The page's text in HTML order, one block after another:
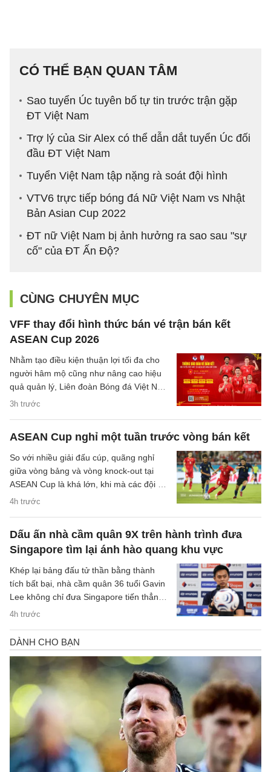
CÓ THỂ BẠN QUAN TÂM
Sao tuyển Úc tuyên bố tự tin trước trận gặp
ĐT Việt Nam
Trợ lý của Sir Alex có thể dẫn dắt tuyển Úc đối
đầu ĐT Việt Nam
Tuyển Việt Nam tập nặng rà soát đội hình
VTV6 trực tiếp bóng đá Nữ Việt Nam vs Nhật
Bản Asian Cup 2022
ĐT nữ Việt Nam bị ảnh hưởng ra sao sau "sự
cố" của ĐT Ấn Độ?
CÙNG CHUYÊN MỤC
VFF thay đổi hình thức bán vé trận bán kết
ASEAN Cup 2026
3h trước
Nhằm tạo điều kiện thuận lợi tối đa cho
người hâm mộ cũng như nâng cao hiệu
quả quản lý, Liên đoàn Bóng đá Việt Nam
(VFF) đã chính thức thông báo về việc
ASEAN Cup nghỉ một tuần trước vòng bán kết
4h trước
So với nhiều giải đấu cúp, quãng nghỉ
giữa vòng bảng và vòng knock-out tại
ASEAN Cup là khá lớn, khi mà các đội sẽ
có quãng nghỉ lên tới một tuần cho các
Dấu ấn nhà cầm quân 9X trên hành trình đưa
Singapore tìm lại ánh hào quang khu vực
4h trước
Khép lại bảng đấu tử thần bằng thành
tích bất bại, nhà cầm quân 36 tuổi Gavin
Lee không chỉ đưa Singapore tiến thẳng
vào bán kết ASEAN Cup 2026, mà còn
khoa học của chiến lược gia trẻ tuổi bậc
nhất khu vực.